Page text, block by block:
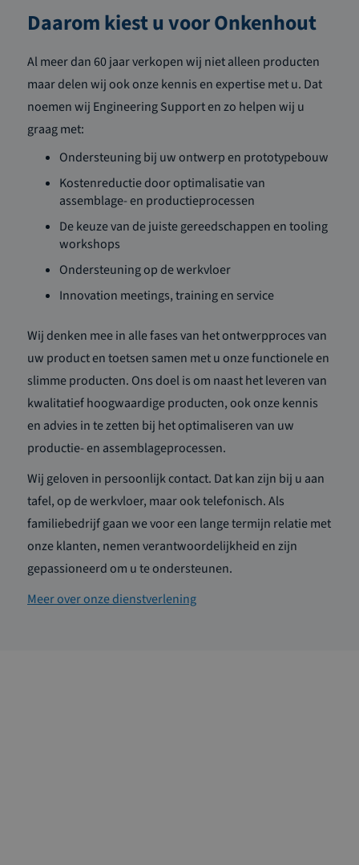
Daarom kiest u voor Onkenhout
Al meer dan 60 jaar verkopen wij niet alleen producten
maar delen wij ook onze kennis en expertise met u. Dat
noemen wij Engineering Support en zo helpen wij u
graag met:
Ondersteuning bij uw ontwerp en prototypebouw
Kostenreductie door optimalisatie van
assemblage- en productieprocessen
De keuze van de juiste gereedschappen en tooling
workshops
Ondersteuning op de werkvloer
Innovation meetings, training en service
Wij denken mee in alle fases van het ontwerpproces van
uw product en toetsen samen met u onze functionele en
slimme producten. Ons doel is om naast het leveren van
kwalitatief hoogwaardige producten, ook onze kennis
en advies in te zetten bij het optimaliseren van uw
productie- en assemblageprocessen.
Wij geloven in persoonlijk contact. Dat kan zijn bij u aan
tafel, op de werkvloer, maar ook telefonisch. Als
familiebedrijf gaan we voor een lange termijn relatie met
onze klanten, nemen verantwoordelijkheid en zijn
gepassioneerd om u te ondersteunen.
Meer over onze dienstverlening